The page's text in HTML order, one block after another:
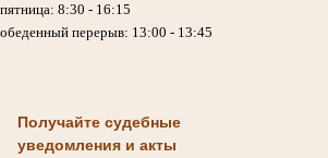
пятница: 8:30 - 16:15
обеденный перерыв: 13:00 - 13:45
Получайте судебные
уведомления и акты